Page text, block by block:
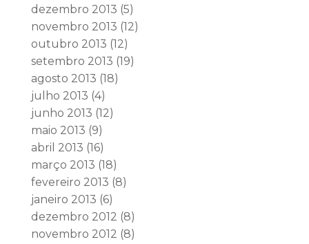
dezembro 2013 (5)
novembro 2013 (12)
outubro 2013 (12)
setembro 2013 (19)
agosto 2013 (18)
julho 2013 (4)
junho 2013 (12)
maio 2013 (9)
abril 2013 (16)
março 2013 (18)
fevereiro 2013 (8)
janeiro 2013 (6)
dezembro 2012 (8)
novembro 2012 (8)